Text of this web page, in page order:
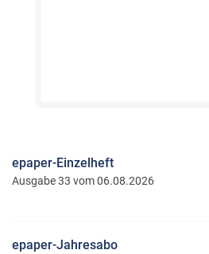
epaper-Einzelheft
Ausgabe 33 vom 06.08.2026
epaper-Jahresabo